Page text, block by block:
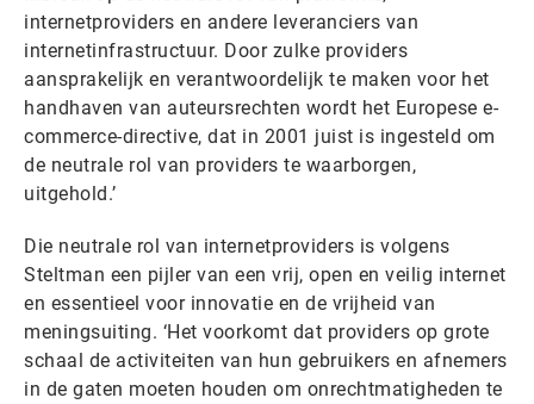
internetproviders en andere leveranciers van
internetinfrastructuur. Door zulke providers
aansprakelijk en verantwoordelijk te maken voor het
handhaven van auteursrechten wordt het Europese e-
commerce-directive, dat in 2001 juist is ingesteld om
de neutrale rol van providers te waarborgen,
uitgehold.’
Die neutrale rol van internetproviders is volgens
Steltman een pijler van een vrij, open en veilig internet
en essentieel voor innovatie en de vrijheid van
meningsuiting. ‘Het voorkomt dat providers op grote
schaal de activiteiten van hun gebruikers en afnemers
in de gaten moeten houden om onrechtmatigheden te